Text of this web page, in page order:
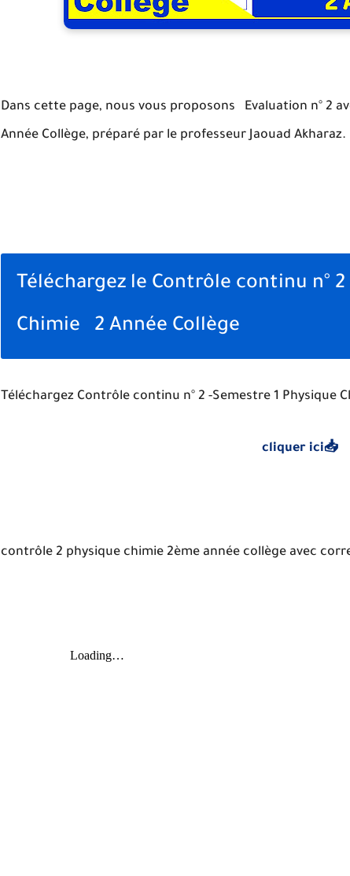
Dans cette page, nous vous proposons Evaluation n° 2
Année Collège, préparé par le professeur Jaouad Akharaz.
Téléchargez le Contrôle continu n°
Chimie 2 Année Collège
Téléchargez Contrôle continu n° 2 -Semestre 1 Physique
cliquer ici📥
contrôle 2 physique chimie 2ème année collège avec